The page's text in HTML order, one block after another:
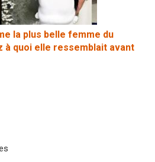
la plus belle femme du
à quoi elle ressemblait avant